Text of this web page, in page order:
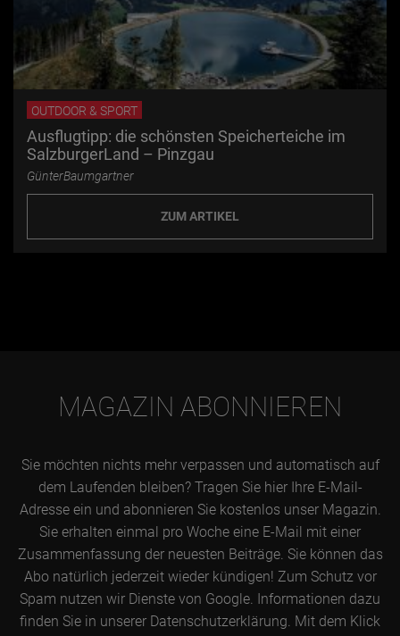
OUTDOOR & SPORT
Ausflugtipp: die schönsten Speicherteiche im
SalzburgerLand – Pinzgau
GünterBaumgartner
ZUM ARTIKEL
MAGAZIN ABONNIEREN
Sie möchten nichts mehr verpassen und automatisch auf
dem Laufenden bleiben? Tragen Sie hier Ihre E-Mail-
Adresse ein und abonnieren Sie kostenlos unser Magazin.
Sie erhalten einmal pro Woche eine E-Mail mit einer
Zusammenfassung der neuesten Beiträge. Sie können das
Abo natürlich jederzeit wieder kündigen! Zum Schutz vor
Spam nutzen wir Dienste von Google. Informationen dazu
finden Sie in unserer Datenschutzerklärung. Mit dem Klick